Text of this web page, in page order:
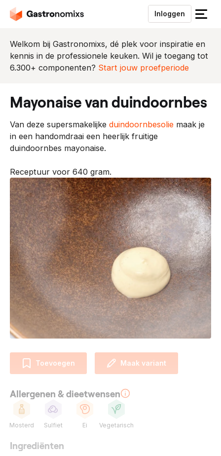
Inloggen
S
u
i
t
e
Welkom bij Gastronomixs, dé plek voor inspiratie en
kennis in de professionele keuken. Wil je toegang tot
6.300+ componenten? Start jouw proefperiode
mayonaise van duindoornbes
Van deze supersmakelijke duindoornbesolie maak je
in een handomdraai een heerlijk fruitige
duindoornbes mayonaise.
Receptuur voor 640 gram.
Toevoegen Maak variant
Allergenen & dieetwensen
Mosterd Sulfiet Ei Vegetarisch
Ingrediënten